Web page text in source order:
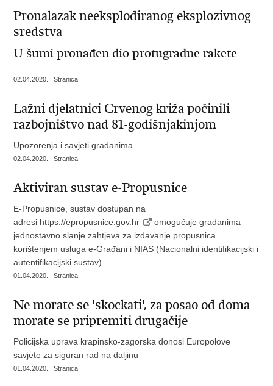
Pronalazak neeksplodiranog eksplozivnog
sredstva
U šumi pronađen dio protugradne rakete
02.04.2020. | Stranica
Lažni djelatnici Crvenog križa počinili
razbojništvo nad 81-godišnjakinjom
Upozorenja i savjeti građanima
02.04.2020. | Stranica
Aktiviran sustav e-Propusnice
E-Propusnice, sustav dostupan na
adresi https://epropusnice.gov.hr
omogućuje građanima
jednostavno slanje zahtjeva za izdavanje propusnica
korištenjem usluga e-Građani i NIAS (Nacionalni identifikacijski i
autentifikacijski sustav).
01.04.2020. | Stranica
Ne morate se 'skockati', za posao od doma
morate se pripremiti drugačije
Policijska uprava krapinsko-zagorska donosi Europolove
savjete za siguran rad na daljinu
01.04.2020. | Stranica